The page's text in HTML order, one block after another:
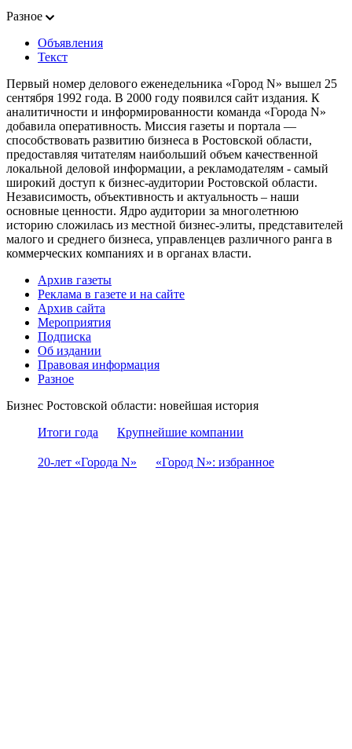
Разное
Объявления
Текст
Первый номер делового еженедельника «Город N» вышел 25
сентября 1992 года. В 2000 году появился сайт издания. К
аналитичности и информированности команда «Города N»
добавила оперативность. Миссия газеты и портала —
способствовать развитию бизнеса в Ростовской области,
предоставляя читателям наибольший объем качественной
локальной деловой информации, а рекламодателям - самый
широкий доступ к бизнес-аудитории Ростовской области.
Независимость, объективность и актуальность – наши
основные ценности. Ядро аудитории за многолетнюю
историю сложилась из местной бизнес-элиты, представителей
малого и среднего бизнеса, управленцев различного ранга в
коммерческих компаниях и в органах власти.
Архив газеты
Реклама в газете и на сайте
Архив сайта
Мероприятия
Подписка
Об издании
Правовая информация
Разное
Бизнес Ростовской области: новейшая история
Итоги года
Крупнейшие компании
20-лет «Города N» «Город N»: избранное